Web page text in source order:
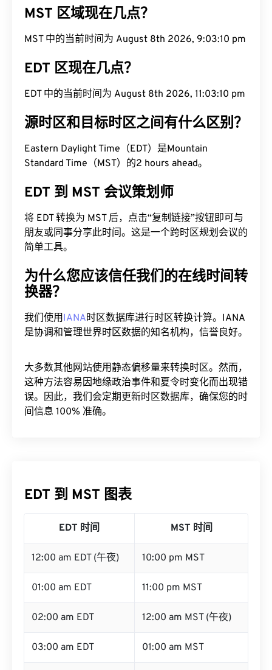
MST 区域现在几点？
MST 中的当前时间为 August 8th 2026, 9:03:11 pm
EDT 区现在几点？
EDT 中的当前时间为 August 8th 2026, 11:03:11 pm
源时区和目标时区之间有什么区别？
Eastern Daylight Time（EDT）是Mountain
Standard Time（MST）的2 hours ahead。
EDT 到 MST 会议策划师
将 EDT 转换为 MST 后，点击“复制链接”按钮即可与
朋友或同事分享此时间。这是一个跨时区规划会议的
简单工具。
为什么您应该信任我们的在线时间转
换器？
我们使用IANA时区数据库进行时区转换计算。IANA
是协调和管理世界时区数据的知名机构，信誉良好。
大多数其他网站使用静态偏移量来转换时区。然而，
这种方法容易因地缘政治事件和夏令时变化而出现错
误。因此，我们会定期更新时区数据库，确保您的时
间信息 100% 准确。
EDT 到 MST 图表
EDT 时间 MST 时间
12:00 am EDT (午夜) 10:00 pm MST
01:00 am EDT 11:00 pm MST
02:00 am EDT 12:00 am MST (午夜)
03:00 am EDT 01:00 am MST